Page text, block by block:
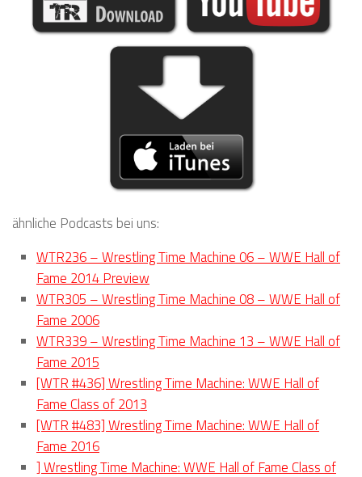
ähnliche Podcasts bei uns:
WTR236 – Wrestling Time Machine 06 – WWE Hall of
Fame 2014 Preview
WTR305 – Wrestling Time Machine 08 – WWE Hall of
Fame 2006
WTR339 – Wrestling Time Machine 13 – WWE Hall of
Fame 2015
[WTR #436] Wrestling Time Machine: WWE Hall of
Fame Class of 2013
[WTR #483] Wrestling Time Machine: WWE Hall of
Fame 2016
] Wrestling Time Machine: WWE Hall of Fame Class of